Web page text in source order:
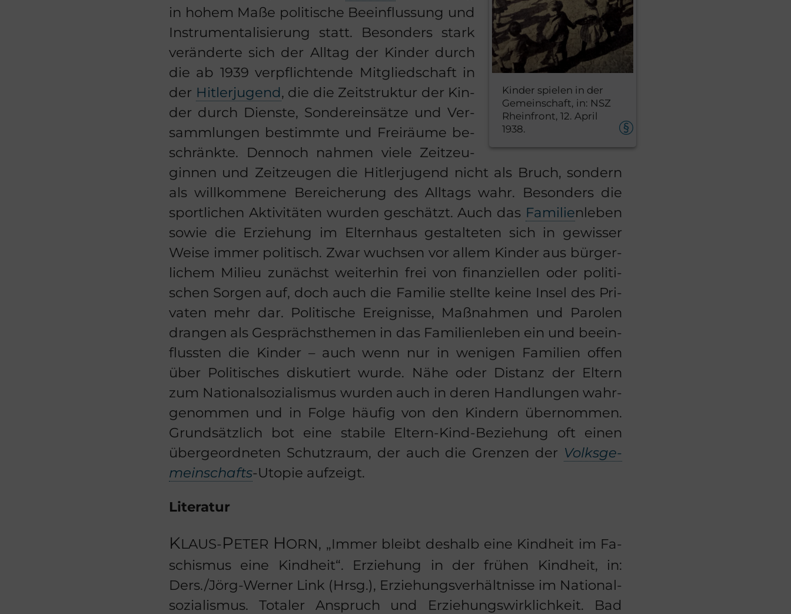
Kinder spielen in der
Gemeinschaft, in: NSZ
Rheinfront, 12. April
1938.
in hohem Maße po­li­ti­sche Be­ein­flus­sung und
In­stru­men­ta­li­sie­rung statt. Be­son­ders stark
ver­än­der­te sich der All­tag der Kin­der durch
die ab 1939 ver­pflich­ten­de Mit­glied­schaft in
der Hit­ler­ju­gend, die die Zeit­struk­tur der Kin­
der durch Diens­te, Son­der­ein­sät­ze und Ver­
samm­lun­gen be­stimm­te und Frei­räu­me be­
schränk­te. Den­noch nah­men viele Zeit­zeu­
gin­nen und Zeit­zeu­gen die Hit­ler­ju­gend nicht als Bruch, son­dern
als will­kom­me­ne Be­rei­che­rung des All­tags wahr. Be­son­ders die
sport­li­chen Ak­ti­vi­tä­ten wur­den ge­schätzt. Auch das Fa­mi­lienle­ben
sowie die Er­zie­hung im El­tern­haus ge­stal­te­ten sich in ge­wis­ser
Weise immer po­li­tisch. Zwar wuch­sen vor allem Kin­der aus bür­ger­
li­chem Mi­lieu zu­nächst wei­ter­hin frei von fi­nan­zi­el­len oder po­li­ti­
schen Sor­gen auf, doch auch die Fa­mi­lie stell­te keine Insel des Pri­
va­ten mehr dar. Po­li­ti­sche Er­eig­nis­se, Maß­nah­men und Pa­ro­len
dran­gen als Ge­sprächs­the­men in das Fa­mi­li­en­le­ben ein und be­ein­
fluss­ten die Kin­der – auch wenn nur in we­ni­gen Fa­mi­li­en offen
über Po­li­ti­sches dis­ku­tiert wurde. Nähe oder Di­stanz der El­tern
zum Na­tio­nal­so­zia­lis­mus wur­den auch in deren Hand­lun­gen wahr­
ge­nom­men und in Folge häu­fig von den Kin­dern über­nom­men.
Grund­sätz­lich bot eine sta­bi­le Eltern-​Kind-Beziehung oft einen
über­ge­ord­ne­ten Schutz­raum, der auch die Gren­zen der Volks­ge­
mein­schafts-​Utopie auf­zeigt.
Li­te­ra­tur
KLAUS-PETER HORN, „Immer bleibt des­halb eine Kind­heit im Fa­
schis­mus eine Kind­heit“. Er­zie­hung in der frü­hen Kind­heit, in:
Ders./Jörg-​Werner Link (Hrsg.), Er­zie­hungs­ver­hält­nis­se im Na­tio­nal­
so­zia­lis­mus. To­ta­ler An­spruch und Er­zie­hungs­wirk­lich­keit. Bad